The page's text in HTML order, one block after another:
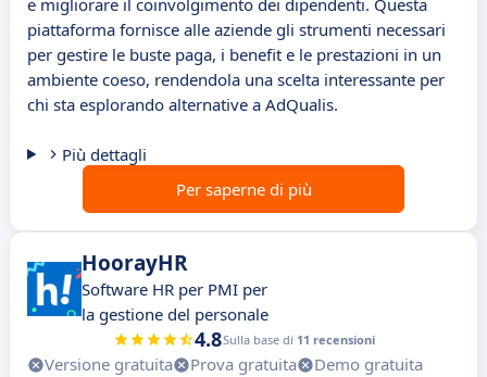
e migliorare il coinvolgimento dei dipendenti. Questa
piattaforma fornisce alle aziende gli strumenti necessari
per gestire le buste paga, i benefit e le prestazioni in un
ambiente coeso, rendendola una scelta interessante per
chi sta esplorando alternative a AdQualis.
Più dettagli
Per saperne di più
HoorayHR
Software HR per PMI per
la gestione del personale
4.8Sulla base di 11 recensioni
Versione gratuita Prova gratuita
Demo gratuita